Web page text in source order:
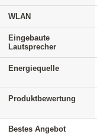
WLAN
Eingebaute
Lautsprecher
Energiequelle
Produktbewertung
Bestes Angebot